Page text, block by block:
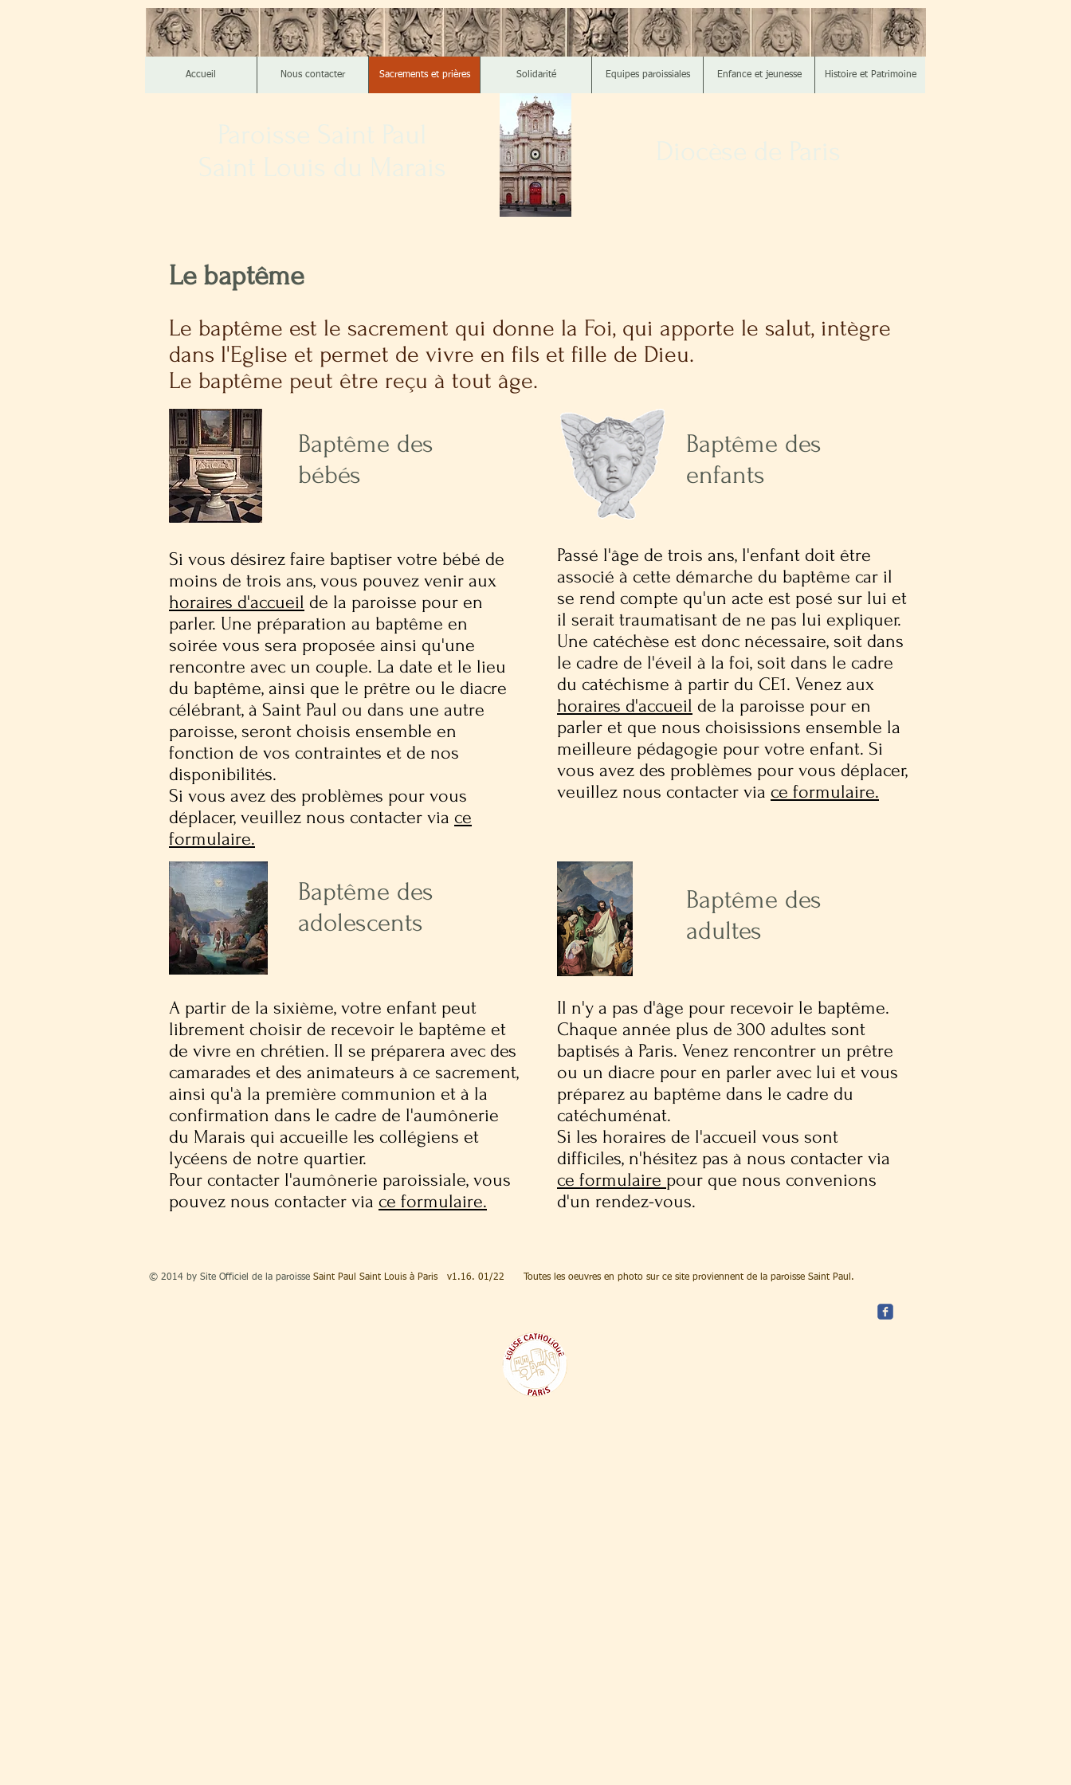
Accueil Nous contacter Sacrements et prières Solidarité Equipes paroissiales Enfance et jeunesse Histoire et Patrimoine
Le baptême
Le baptême est le sacrement qui donne la Foi, qui apporte le salut, intègre
dans l'Eglise et permet de vivre en fils et fille de Dieu.
Le baptême peut être reçu à tout âge.
Baptême des
bébés
Si vous désirez faire baptiser votre bébé de
moins de trois ans, vous pouvez venir aux
horaires d'accueil de la paroisse pour en
parler. Une préparation au baptême en
soirée vous sera proposée ainsi qu'une
rencontre avec un couple. La date et le lieu
du baptême, ainsi que le prêtre ou le diacre
célébrant, à Saint Paul ou dans une autre
paroisse, seront choisis ensemble en
fonction de vos contraintes et de nos
disponibilités.
Si vous avez des problèmes pour vous
déplacer, veuillez nous contacter via ce
formulaire.
Baptême des
enfants
Passé l'âge de trois ans, l'enfant doit être
associé à cette démarche du baptême car il
se rend compte qu'un acte est posé sur lui et
il serait traumatisant de ne pas lui expliquer.
Une catéchèse est donc nécessaire, soit dans
le cadre de l'éveil à la foi, soit dans le cadre
du catéchisme à partir du CE1. Venez aux
horaires d'accueil de la paroisse pour en
parler et que nous choisissions ensemble la
meilleure pédagogie pour votre enfant. Si
vous avez des problèmes pour vous déplacer,
veuillez nous contacter via ce formulaire.
Baptême des
adolescents
A partir de la sixième, votre enfant peut
librement choisir de recevoir le baptême et
de vivre en chrétien. Il se préparera avec des
camarades et des animateurs à ce sacrement,
ainsi qu'à la première communion et à la
confirmation dans le cadre de l'aumônerie
du Marais qui accueille les collégiens et
lycéens de notre quartier.
Pour contacter l'aumônerie paroissiale, vous
pouvez nous contacter via ce formulaire.
Baptême des
adultes
Il n'y a pas d'âge pour recevoir le baptême.
Chaque année plus de 300 adultes sont
baptisés à Paris. Venez rencontrer un prêtre
ou un diacre pour en parler avec lui et vous
préparez au baptême dans le cadre du
catéchuménat.
Si les horaires de l'accueil vous sont
difficiles, n'hésitez pas à nous contacter via
ce formulaire pour que nous convenions
d'un rendez-vous.
© 2014 by Site Officiel de la paroisse Saint Paul Saint Louis à Paris v1.16. 01/22 Toutes les oeuvres en photo sur ce site proviennent de la paroisse Saint Paul.